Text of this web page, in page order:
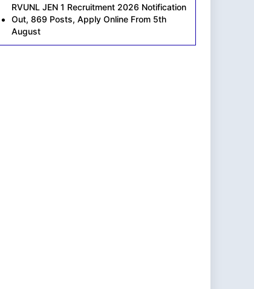
RVUNL JEN 1 Recruitment 2026 Notification
Out, 869 Posts, Apply Online From 5th
August